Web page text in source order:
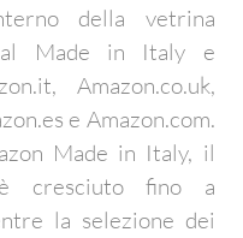
della vetrina
al Made in Italy e
Amazon.co.uk,
e Amazon.com.
Made in Italy, il
cresciuto fino a
la selezione dei